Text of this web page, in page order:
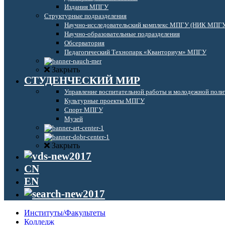
Издания МПГУ
Структурные подразделения
Научно-исследовательский комплекс МПГУ (НИК
Научно-образовательные подразделения
Обсерватория
Педагогический Технопарк «Кванториум» МПГУ
Закрыть
СТУДЕНЧЕСКИЙ МИР
Управление воспитательной работы и молодежной
Культурные проекты МПГУ
Спорт МПГУ
Музей
Закрыть
CN
EN
Институты/Факультеты
Колледж